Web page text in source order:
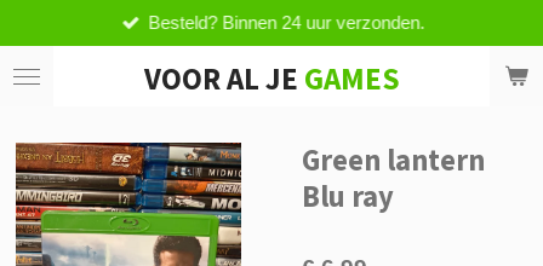
direct
naar
VOOR AL JE GAMES
Besteld? Binnen 24 uur verzonden.
Green lantern
Blu ray